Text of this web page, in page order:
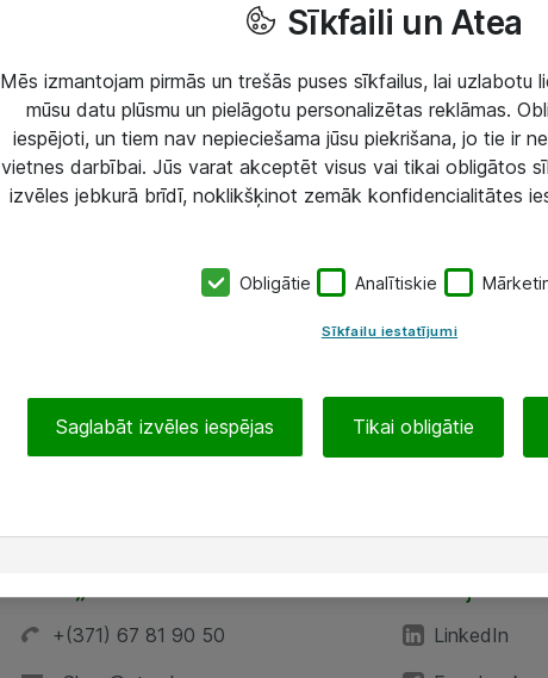
+(371) 67 81 90 50
LinkedIn
Sīkfaili un Atea
Mēs izmantojam pirmās un trešās puses sīkfailus, lai uzlabotu
mūsu datu plūsmu un pielāgotu personalizētas reklāmas.
iespējoti, un tiem nav nepieciešama jūsu piekrišana, jo tie ir
vietnes darbībai. Jūs varat akceptēt visus vai tikai obligātos
izvēles jebkurā brīdī, noklikšķinot zemāk konfidencialitātes
Obligātie Analītiskie
Sīkfailu iestatījumi
Saglabāt izvēles iespējas Tikai obligātie